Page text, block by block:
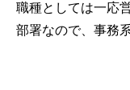
職種としては一応
部署なので、事務